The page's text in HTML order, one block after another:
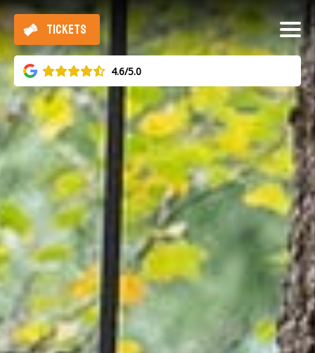
4.6/5.0
TICKETS